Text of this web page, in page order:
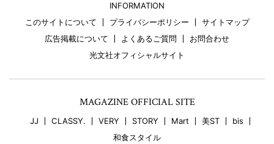
INFORMATION
このサイトについて
プライバシーポリシー
サイトマップ
広告掲載について
よくあるご質問
お問合わせ
光文社オフィシャルサイト
MAGAZINE OFFICIAL SITE
JJ CLASSY. VERY STORY Mart 美ST
bis
和食スタイル